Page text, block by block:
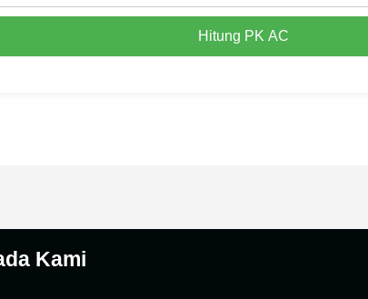
Hitung PK AC
Kami